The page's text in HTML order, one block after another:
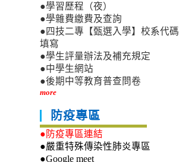
●學習歷程（夜）
●學雜費繳費及查詢
●四技二專【甄選入學】校系代碼
填寫
●學生評量辦法及補充規定
●中學生網站
●後期中等教育普查問卷
more
防疫專區
●防疫專區連結
●嚴重特殊傳染性肺炎專區
●Google meet